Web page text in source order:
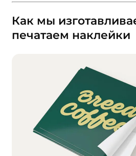
Как мы
печатаем наклейки